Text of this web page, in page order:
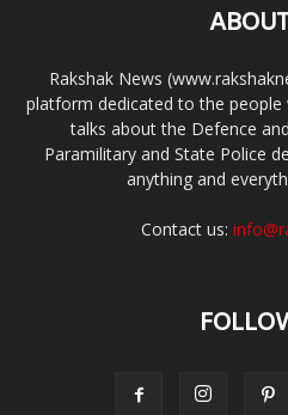
Rakshak News
platform dedicated to the
talks about the Defence
Paramilitary and State Police
anything and
Contact us: